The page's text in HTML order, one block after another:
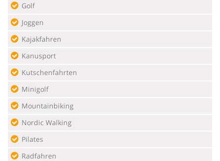
Golf
Joggen
Kajakfahren
Kanusport
Kutschenfahrten
Minigolf
Mountainbiking
Nordic Walking
Pilates
Radfahren